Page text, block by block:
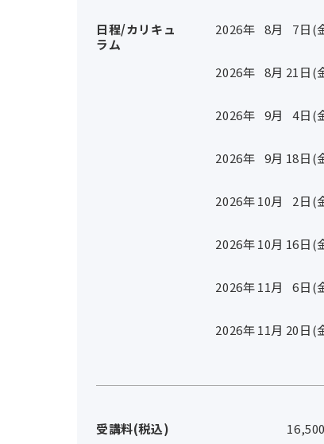
日程/カリキュ
ラム
2026年 8月 7日(
2026年 8月 21 日(
2026年 9月 4日(
2026年 9月 18日(
2026年10月 2日(
2026年10月 16日(
2026年11月 6日(
2026年11月 20日(
受講料(税込)